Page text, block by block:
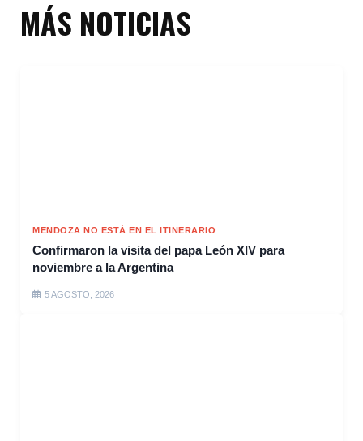
MÁS NOTICIAS
MENDOZA NO ESTÁ EN EL ITINERARIO
Confirmaron la visita del papa León XIV para
noviembre a la Argentina
5 AGOSTO, 2026